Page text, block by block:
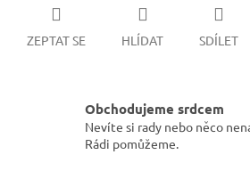
ZEPTAT SE HLÍDAT SDÍLET
Obchodujeme srdcem
Nevíte si rady nebo něco
Rádi pomůžeme.